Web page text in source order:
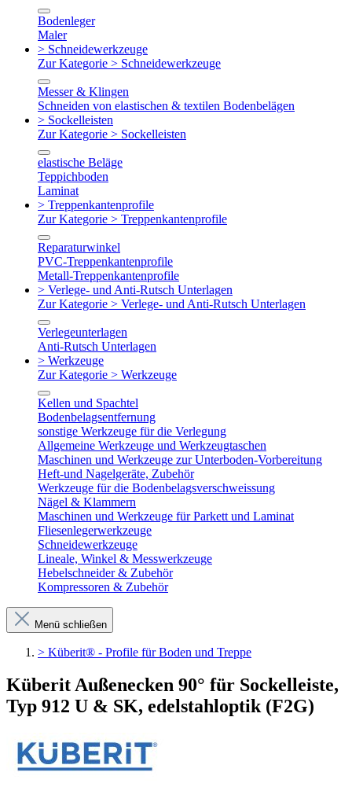
Bodenleger
Maler
> Schneidewerkzeuge
Zur Kategorie > Schneidewerkzeuge
Messer & Klingen
Schneiden von elastischen & textilen Bodenbelägen
> Sockelleisten
Zur Kategorie > Sockelleisten
elastische Beläge
Teppichboden
Laminat
> Treppenkantenprofile
Zur Kategorie > Treppenkantenprofile
Reparaturwinkel
PVC-Treppenkantenprofile
Metall-Treppenkantenprofile
> Verlege- und Anti-Rutsch Unterlagen
Zur Kategorie > Verlege- und Anti-Rutsch Unterlagen
Verlegeunterlagen
Anti-Rutsch Unterlagen
> Werkzeuge
Zur Kategorie > Werkzeuge
Kellen und Spachtel
Bodenbelagsentfernung
sonstige Werkzeuge für die Verlegung
Allgemeine Werkzeuge und Werkzeugtaschen
Maschinen und Werkzeuge zur Unterboden-Vorbereitung
Heft-und Nagelgeräte, Zubehör
Werkzeuge für die Bodenbelagsverschweissung
Nägel & Klammern
Maschinen und Werkzeuge für Parkett und Laminat
Fliesenlegerwerkzeuge
Schneidewerkzeuge
Lineale, Winkel & Messwerkzeuge
Hebelschneider & Zubehör
Kompressoren & Zubehör
Menü schließen
> Küberit® - Profile für Boden und Treppe
Küberit Außenecken 90° für Sockelleiste,
Typ 912 U & SK, edelstahloptik (F2G)